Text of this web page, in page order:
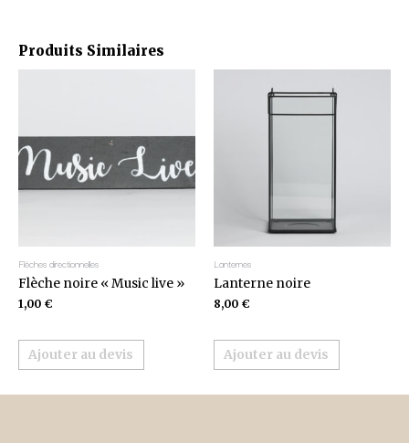
Produits Similaires
Flèches directionnelles
Flèche noire « Music live »
1,00 €
Ajouter au devis
Lanternes
Lanterne noire
8,00 €
Ajouter au devis